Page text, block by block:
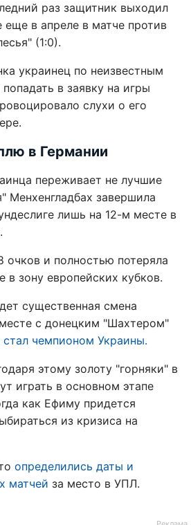
раз защитник выходил
еще в апреле в матче против
(1:0).
украинец по неизвестным
в заявку на игры
слухи о его
в Германии
переживает не лучшие
Менхенгладбах завершила
лишь на 12-м месте в
очков и полностью потеряла
в зону европейских кубков.
существенная смена
с донецким "Шахтером"
стал чемпионом Украины.
этому золоту "горняки" в
играть в основном этапе
как Ефиму придется
из кризиса на
определились даты и
матчей за место в УПЛ.